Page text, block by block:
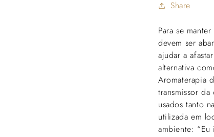
Share
Para se
devem ser
ajudar a
alternativa
Aromaterapia
transmissor
usados tanto
utilizada em
ambiente: